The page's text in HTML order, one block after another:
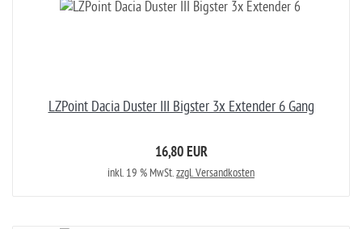
LZPoint Dacia Duster III Bigster 3x Extender 6 Gang
16,80 EUR
inkl. 19 % MwSt.zzgl. Versandkosten